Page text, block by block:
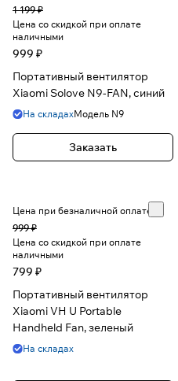
1 199 ₽
Цена со скидкой при оплате
наличными
999 ₽
Портативный вентилятор
Xiaomi Solove N9-FAN, синий
На складахМодель N9
Заказать
Цена при безналичной оплате
999 ₽
Цена со скидкой при оплате
наличными
799 ₽
Портативный вентилятор
Xiaomi VH U Portable
Handheld Fan, зеленый
На складах